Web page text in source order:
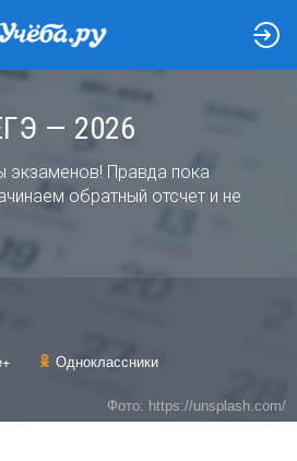
— 2026
экзаменов! Правда пока
обратный отсчет и не
Одноклассники
Фото: https://unsplash.com/